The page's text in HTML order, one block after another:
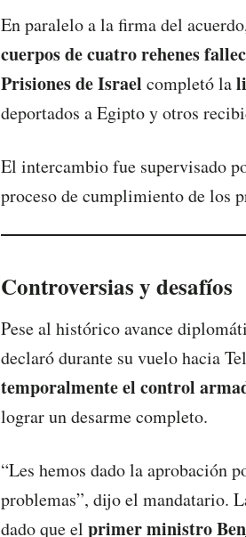
En paralelo a la firma del
cuerpos de cuatro rehenes
Prisiones de Israel completó la
deportados a Egipto y otros
El intercambio fue supervisado
proceso de cumplimiento de los
Controversias y desafíos
Pese al histórico avance
declaró durante su vuelo hacia
temporalmente el control
lograr un desarme completo.
“Les hemos dado la aprobación
problemas”, dijo el mandatario.
dado que el primer ministro